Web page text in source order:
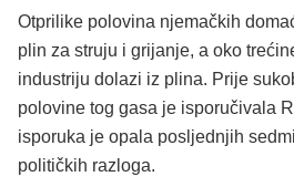
Otprilike polovina njemačkih
plin za struju i grijanje, a oko
industriju dolazi iz plina. Prije
polovine tog gasa je isporučivala
isporuka je opala posljednjih
političkih razloga.